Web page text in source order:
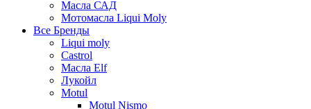
Масла САД
Мотомасла Liqui Moly
Все Бренды
Liqui moly
Castrol
Масла Elf
Лукойл
Motul
Motul Nismo